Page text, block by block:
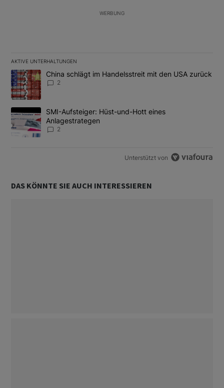
WERBUNG
AKTIVE UNTERHALTUNGEN
Das Folgende ist eine Liste der am meisten kommentierten
Ein Trendartikel mit dem Titel "China schlägt im Handelsstreit
China schlägt im Handelsstreit mit den USA zurück
2
Ein Trendartikel mit dem Titel "SMI-Aufsteiger: Hüst-und-Hott
SMI-Aufsteiger: Hüst-und-Hott eines
Anlagestrategen
2
Unterstützt von
DAS KÖNNTE SIE AUCH INTERESSIEREN